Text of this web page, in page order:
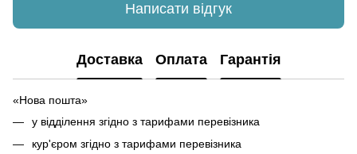
Написати відгук
Доставка Оплата Гарантія
«Нова пошта»
у відділення згідно з тарифами перевізника
кур'єром згідно з тарифами перевізника